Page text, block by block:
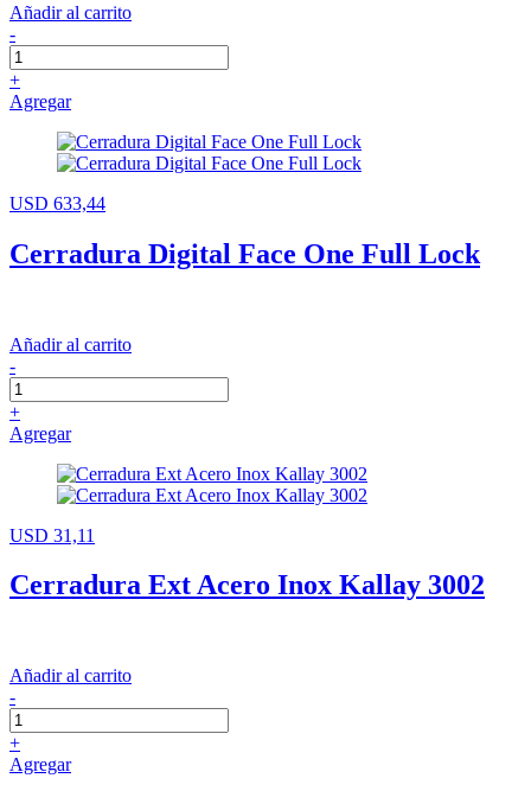
Añadir al carrito
-
+
Agregar
USD 633,44
Cerradura Digital Face One Full Lock
Añadir al carrito
-
+
Agregar
USD 31,11
Cerradura Ext Acero Inox Kallay 3002
Añadir al carrito
-
+
Agregar